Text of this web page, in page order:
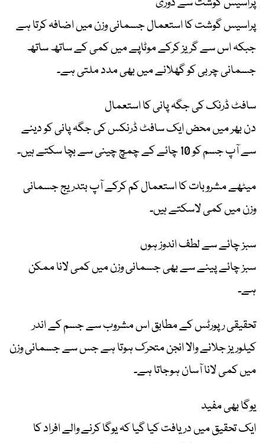
پراسیس گوشت کا استعمال جسمانی وزن میں اضافہ کرتا ہے
جبکہ اس سے گریز کرکے موٹاپے میں کمی کے ساتھ ساتھ
جسمانی چربی کو گھلانے میں بھی مدد ملتی ہے۔
سافٹ ڈرنک کی جگہ پانی کا استعمال
دن بھر میں محض ایک سافٹ ڈرنکس کی جگہ پانی کو دینے
سے آپ جسم کو 10 چائے کے چمچ چینی سے بچا سکتے ہیں۔
میٹھے مشروبات کا استعمال کم کرکے آپ بتدریج جسمانی
وزن میں کمی لاسکتے ہیں۔
سبز چائے سے لطف اندوز ہوں
سبز چائے پینے سے بھی جسمانی وزن میں کمی لانا ممکن
ہے۔
تحقیقی رپورٹس کے مطابق اس مشروب سے جسم کے اندر
کیلوریز جلانے والا انجن متحرک ہوتا ہے جس سے جسمانی وزن
میں کمی لانا آسان ہوجاتا ہے۔
یوگا بھی مفید
ایک تحقیق میں دریافت کیا گیا کہ یوگا کرنے والے افراد کا